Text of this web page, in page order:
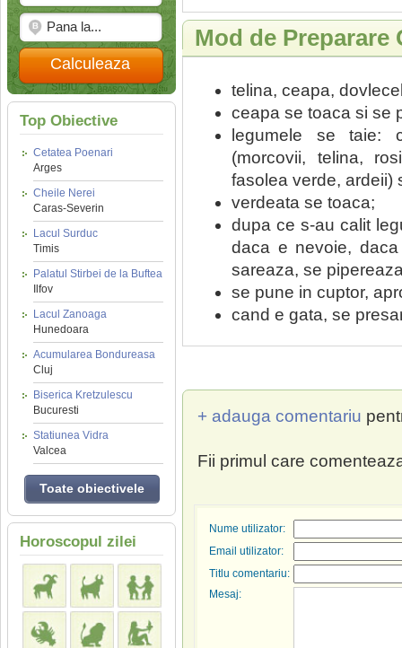
Calculeaza
Top Obiective
Cetatea Poenari
Arges
Cheile Nerei
Caras-Severin
Lacul Surduc
Timis
Palatul Stirbei de la Buftea
Ilfov
Lacul Zanoaga
Hunedoara
Acumularea Bondureasa
Cluj
Biserica Kretzulescu
Bucuresti
Statiunea Vidra
Valcea
Toate obiectivele
Horoscopul zilei
Mod de Preparare
telina, ceapa,
ceapa se toaca si se
legumele se taie:
(morcovii, telina,
fasolea verde, ardeii)
verdeata se toaca;
dupa ce s-au calit
daca e nevoie,
sareaza, se
se pune in cuptor,
cand e gata, se
+ adauga comentariu
Fii primul care
Nume utilizator:
Email utilizator:
Titlu comentariu:
Mesaj: